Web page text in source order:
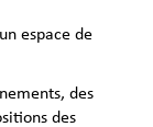
espace de
des
des